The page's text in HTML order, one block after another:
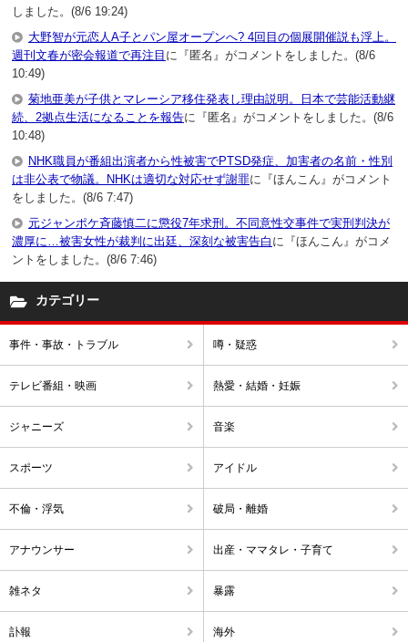
しました。(8/6 19:24)
大野智が元恋人A子とパン屋オープンへ? 4回目の個展開催説も浮上。
週刊文春が密会報道で再注目 に『匿名』がコメントをしました。(8/6
10:49)
菊地亜美が子供とマレーシア移住発表し理由説明。日本で芸能活動継
続、2拠点生活になることを報告に『匿名』がコメントをしました。(8/6
10:48)
NHK職員が番組出演者から性被害でPTSD発症、加害者の名前・性別
は非公表で物議。NHKは適切な対応せず謝罪に『ほんこん』がコメント
をしました。(8/6 7:47)
元ジャンポケ斉藤慎二に懲役7年求刑。不同意性交事件で実刑判決が
濃厚に…被害女性が裁判に出廷、深刻な被害告白 に『ほんこん』がコメ
ントをしました。(8/6 7:46)
カテゴリー
事件・事故・トラブル 噂・疑惑
テレビ番組・映画 熱愛・結婚・妊娠
ジャニーズ 音楽
スポーツ アイドル
不倫・浮気 破局・離婚
アナウンサー 出産・ママタレ・子育て
雑ネタ 暴露
訃報 海外